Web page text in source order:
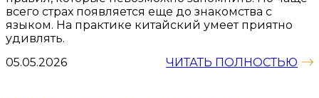
05.05.2026
всего страх появляется еще до знакомства с
языком. На практике китайский умеет приятно
удивлять.
ЧИТАТЬ ПОЛНОСТЬЮ